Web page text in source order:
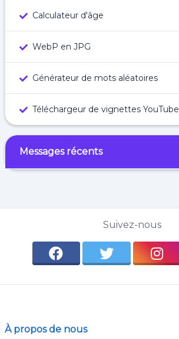
Calculateur d'âge
WebP en JPG
Générateur de mots aléatoires
Téléchargeur de vignettes YouTube
Messages récents
Suivez-nous
À propos de nous